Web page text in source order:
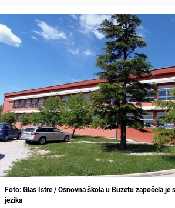
Foto: Glas Istre / Osnovna škola u Buzetu započela je
jezika